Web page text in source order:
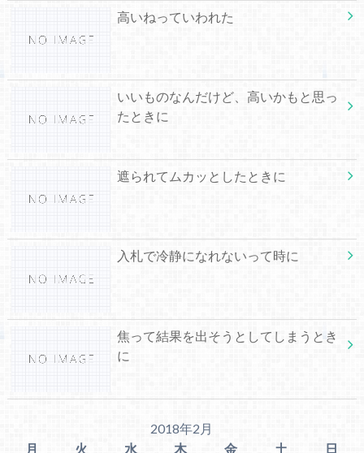
高いねっていわれた
いいものなんだけど、高いかもと思っ
たときに
遮られてムカッとしたときに
入札で冷静になれないって時に
焦って結果を出そうとしてしまうとき
に
2018年2月
月
火 水 木 金 土 日